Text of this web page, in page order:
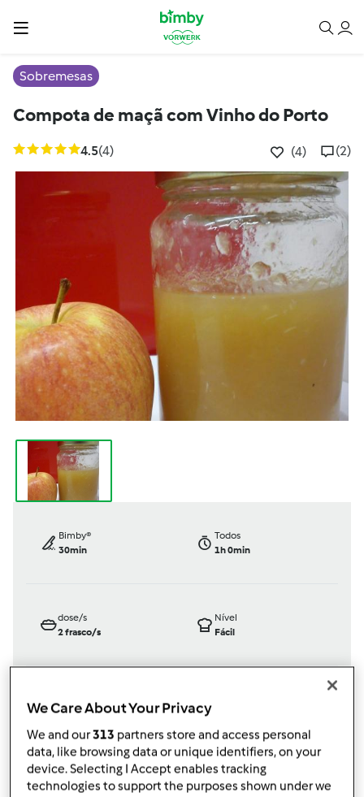
Sobremesas
Compota de maçã com Vinho do Porto
4.5(4) (4) (2)
Bimby®
30min
Todos
1h 0min
dose/s
2frasco/s
Nível
Fácil
TM31
poralicehsilva
published: 12.11.2014
alterado: 12.11.2014
Adicionar às minhas coleções
We Care About Your Privacy
We and our313 partners store and access personal
data, like browsing data or unique identifiers, on your
device. Selecting I Accept enables tracking
technologies to support the purposes shown under we